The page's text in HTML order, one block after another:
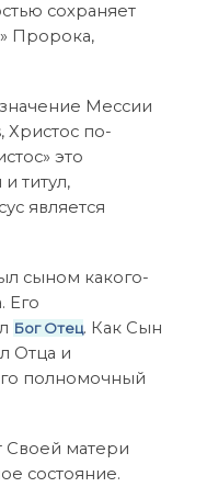
сохраняет
Пророка,
Мессии
Христос по-
это
титул,
является
сыном какого-
Его
Бог Отец. Как Сын
Отца и
полномочный
Своей матери
состояние.